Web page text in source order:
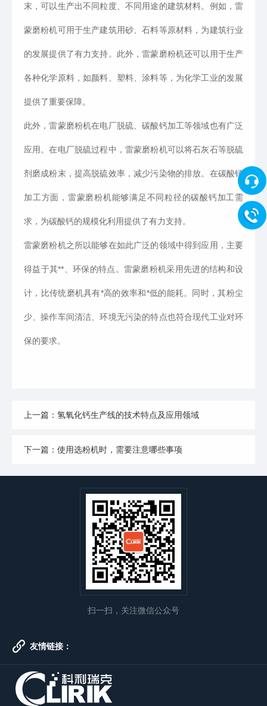
末，可以生产出不同粒度、不同用途的建筑材料。例如，雷
蒙磨粉机可用于生产建筑用砂、石料等原材料，为建筑行业
的发展提供了有力支持。此外，雷蒙磨粉机还可以用于生产
各种化学原料，如颜料、塑料、涂料等，为化学工业的发展
提供了重要保障。
此外，雷蒙磨粉机在电厂脱硫、碳酸钙加工等领域也有广泛
应用。在电厂脱硫过程中，雷蒙磨粉机可以将石灰石等脱硫
剂磨成粉末，提高脱硫效率，减少污染物的排放。在碳酸钙
加工方面，雷蒙磨粉机能够满足不同粒径的碳酸钙加工需
求，为碳酸钙的规模化利用提供了有力支持。
雷蒙磨粉机之所以能够在如此广泛的领域中得到应用，主要
得益于其**、环保的特点。雷蒙磨粉机采用先进的结构和设
计，比传统磨机具有*高的效率和*低的能耗。同时，其粉尘
少、操作车间清洁、环境无污染的特点也符合现代工业对环
保的要求。
上一篇：氢氧化钙生产线的技术特点及应用领域
下一篇：使用选粉机时，需要注意哪些事项
扫一扫，关注微信公众号
友情链接：